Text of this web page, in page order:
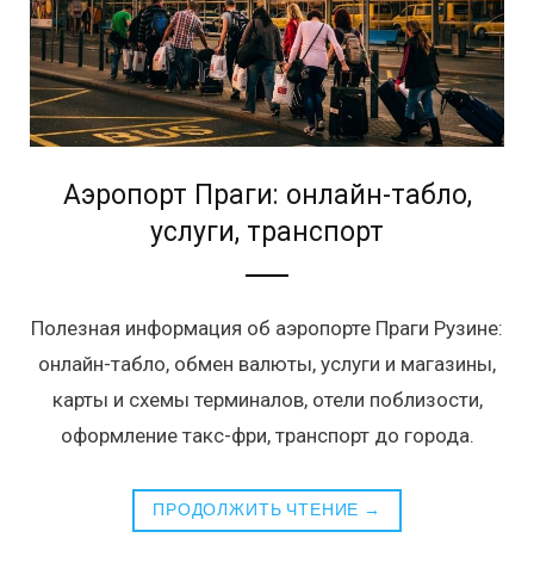
Аэропорт Праги: онлайн-табло,
услуги, транспорт
Полезная информация об аэропорте Праги Рузине:
онлайн-табло, обмен валюты, услуги и магазины,
карты и схемы терминалов, отели поблизости,
оформление такс-фри, транспорт до города.
ПРОДОЛЖИТЬ ЧТЕНИЕ →